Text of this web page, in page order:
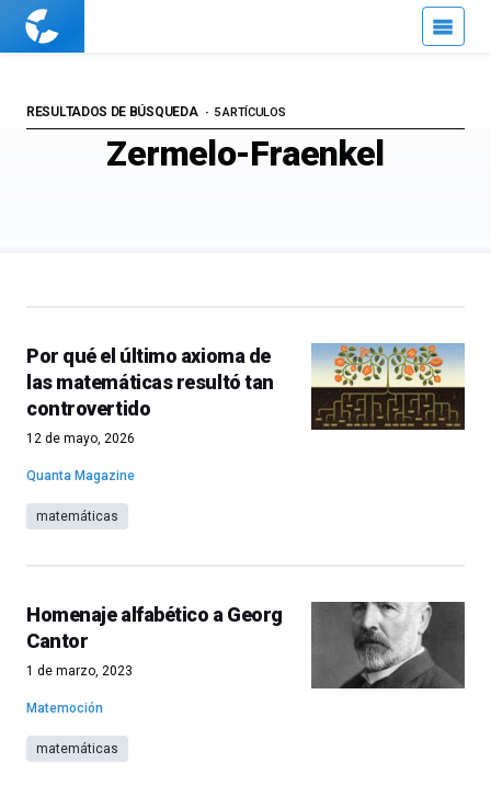
Cuaderno
Zermelo-Fraenkel
RESULTADOS DE BÚSQUEDA 5 ARTÍCULOS
Por qué el último axioma de
las matemáticas resultó tan
controvertido
12 de mayo, 2026
Quanta Magazine
matemáticas
Homenaje alfabético a Georg
Cantor
1 de marzo, 2023
Matemoción
matemáticas